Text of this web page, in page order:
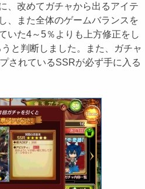
、改めてガチャから出るアイテ
、また全体のゲームバランスを
いた4～5％よりも上方修正をし
と判断しました。また、ガチャ
されているSSRが必ず手に入る